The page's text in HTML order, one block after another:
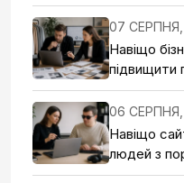
07 СЕРПНЯ,
Навіщо
підвищити
06 СЕРПНЯ,
Навіщо
людей з